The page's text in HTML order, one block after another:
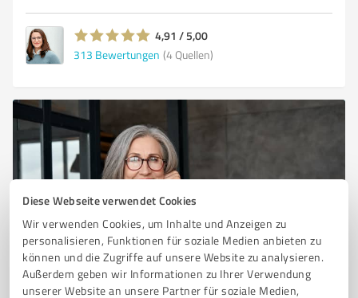
Diese Webseite verwendet Cookies
Wir verwenden Cookies, um Inhalte und Anzeigen zu
personalisieren, Funktionen für soziale Medien anbieten zu
können und die Zugriffe auf unsere Website zu analysieren.
Außerdem geben wir Informationen zu Ihrer Verwendung
unserer Website an unsere Partner für soziale Medien,
4,91 / 5,00
313 Bewertungen (4 Quellen)
Sie möchten auch hier gelistet werden?
Registrieren Sie sich jetzt und werden Sie ein von